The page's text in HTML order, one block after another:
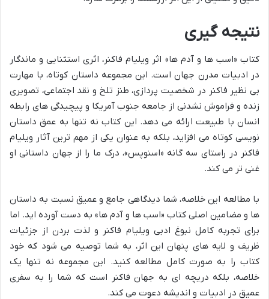
نتیجه گیری
کتاب «اسب ها و آدم ها» اثر ویلیام فاکنر، اثری استثنایی و ماندگار
در ادبیات مدرن جهان است. این مجموعه داستان کوتاه، با مهارت
بی نظیر فاکنر در شخصیت پردازی، طنز تلخ و نقد اجتماعی، تصویری
زنده و فراموش نشدنی از جامعه جنوب آمریکا و پیچیدگی های رابطه
انسان با طبیعت ارائه می دهد. این کتاب نه تنها به عمق داستان
نویسی کوتاه می افزاید، بلکه به عنوان یکی از مهم ترین آثار ویلیام
فاکنر در راستای سه گانه «اسنوپس»، درک ما را از جهان داستانی او
غنی تر می کند.
با مطالعه این خلاصه، شما دیدگاهی جامع و عمیق نسبت به داستان
ها و مضامین اصلی کتاب «اسب ها و آدم ها» به دست آورده اید. اما
برای تجربه کامل نبوغ ادبی ویلیام فاکنر و لذت بردن از جزئیات
ظریف و لایه های پنهان این اثر، به شما توصیه می شود که خود
کتاب را به صورت کامل مطالعه کنید. این مجموعه نه تنها یک
خلاصه، بلکه دریچه ای به جهان فاکنر است که شما را به سفری
عمیق در ادبیات و اندیشه دعوت می کند.